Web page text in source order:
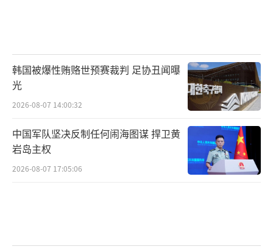
韩国被爆性贿赂世预赛裁判 足协丑闻曝
光
2026-08-07 14:00:32
中国军队坚决反制任何闹海图谋 捍卫黄
岩岛主权
2026-08-07 17:05:06